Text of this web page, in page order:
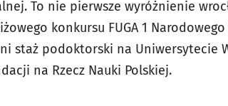
To nie pierwsze wyróżnienie
konkursu FUGA 1
staż podoktorski na Uniwersytecie
na Rzecz Nauki Polskiej.